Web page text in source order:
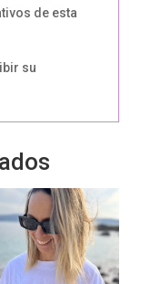
de esta
su